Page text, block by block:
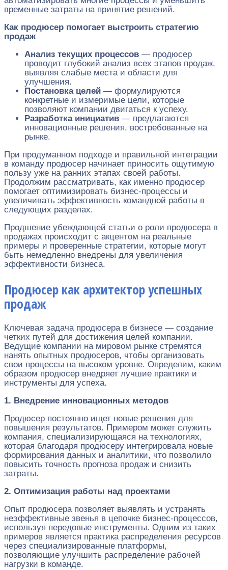
временные затраты на принятие решений.
Как продюсер помогает выстроить стратегию
продаж
Анализ текущих процессов — продюсер
проводит глубокий анализ всех этапов продаж,
выявляя слабые места и области для
улучшения.
Постановка целей — формулируются
конкретные и измеримые цели, которые
позволяют компании двигаться к успеху.
Разработка инициатив — предлагаются
инновационные решения, востребованные на
рынке.
При продуманном подходе и правильной интеграции
в команду продюсер начинает приносить ощутимую
пользу уже на ранних этапах своей работы.
Продолжим рассматривать, как именно продюсер
помогает оптимизировать бизнес-процессы и
увеличивать эффективность командной работы в
следующих разделах.
Продшение убеждающей статьи о роли продюсера в
продажах происходит с акцентом на реальные
примеры и проверенные стратегии, которые могут
быть немедленно внедрены для увеличения
эффективности бизнеса.
Продюсер как архитектор успешных
продаж
Ключевая задача продюсера в бизнесе — создание
четких путей для достижения целей компании.
Ведущие компании на мировом рынке стремятся
нанять опытных продюсеров, чтобы организовать
свои процессы на высоком уровне. Определим, каким
образом продюсер внедряет лучшие практики и
инструменты для успеха.
1. Внедрение инновационных методов
Продюсер постоянно ищет новые решения для
повышения результатов. Примером может служить
компания, специализирующаяся на технологиях,
которая благодаря продюсеру интегрировала новые
формирования данных и аналитики, что позволило
повысить точность прогноза продаж и снизить
затраты.
2. Оптимизация работы над проектами
Опыт продюсера позволяет выявлять и устранять
неэффективные звенья в цепочке бизнес-процессов,
используя передовые инструменты. Одним из таких
примеров является практика распределения ресурсов
через специализированные платформы,
позволяющие улучшить распределение рабочей
нагрузки в команде.